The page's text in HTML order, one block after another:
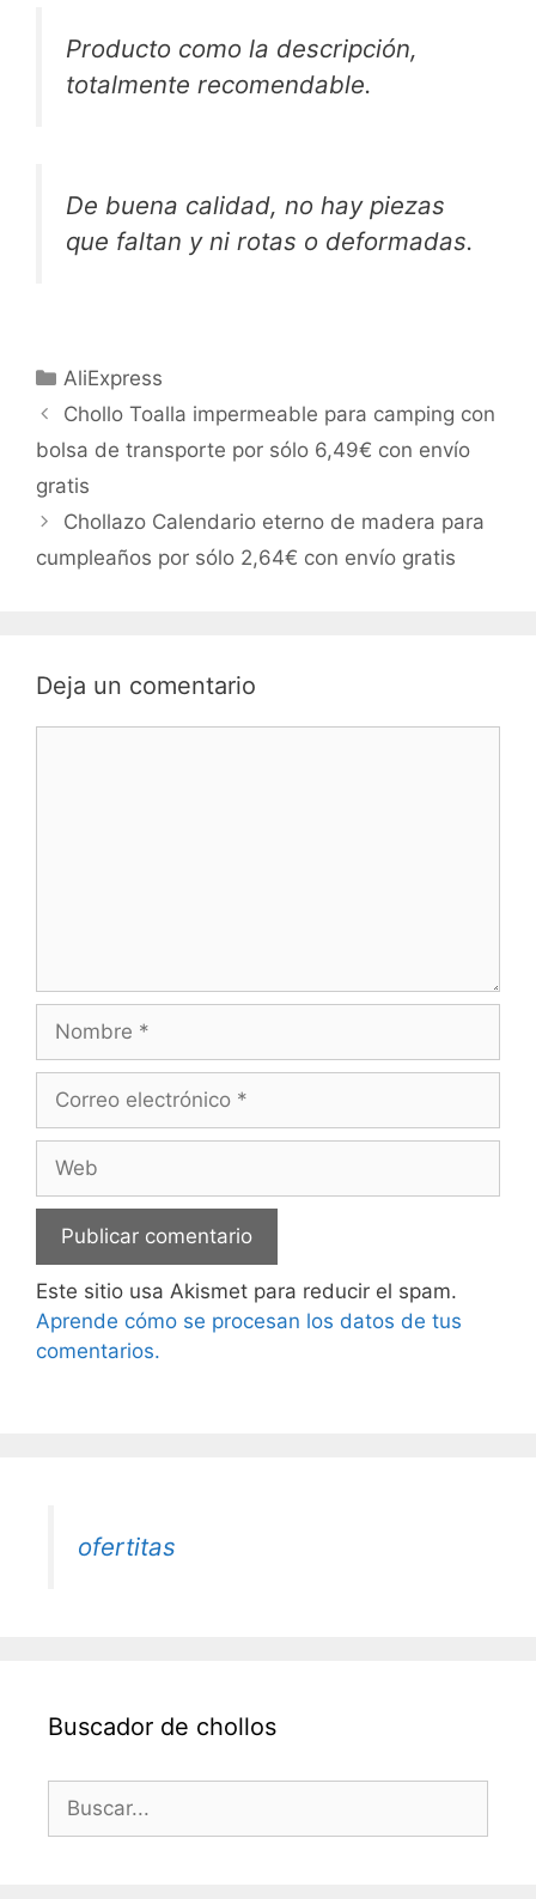
Producto como la descripción,
totalmente recomendable.
De buena calidad, no hay piezas
que faltan y ni rotas o deformadas.
Categorías
AliExpress
Chollo Toalla impermeable para camping con
bolsa de transporte por sólo 6,49€ con envío
gratis
Chollazo Calendario eterno de madera para
cumpleaños por sólo 2,64€ con envío gratis
Deja un comentario
Nombre
Correo
Web
Este sitio usa Akismet para reducir el spam.
Aprende cómo se procesan los datos de tus
comentarios.
ofertitas
Buscador de chollos